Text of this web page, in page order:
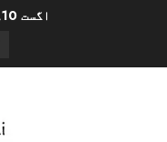
اگست 10, 2026